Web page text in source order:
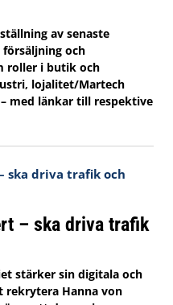
av senaste
och
roller i butik och
lojalitet/Martech
med länkar till respektive
– ska driva trafik
stärker sin digitala och
rekrytera Hanna von